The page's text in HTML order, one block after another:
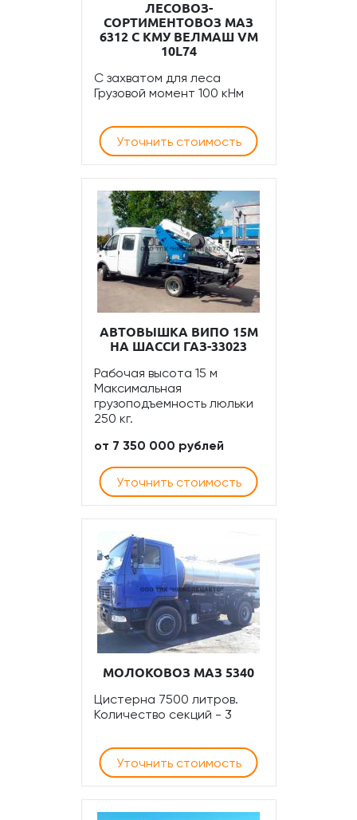
ЛЕСОВОЗ-
СОРТИМЕНТОВОЗ МАЗ
6312 С КМУ ВЕЛМАШ VM
10L74
С захватом для леса
Грузовой момент 100 кНм
Уточнить стоимость
АВТОВЫШКА ВИПО 15М
НА ШАССИ ГАЗ-33023
Рабочая высота 15 м
Максимальная
грузоподъемность люльки
250 кг.
от 7 350 000 рублей
Уточнить стоимость
МОЛОКОВОЗ МАЗ 5340
Цистерна 7500 литров.
Количество секций - 3
Уточнить стоимость